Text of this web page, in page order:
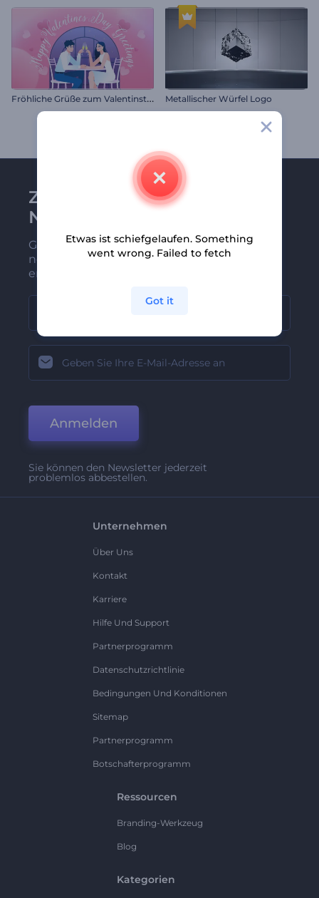
F
röhliche Grüße zum Valentinstag Metallischer Würfel Logo
Zu Renderforest-
Newsletter anmelden
Gehören Sie zu den Ersten, die unsere
neuesten Nachrichten und Angebote
erhalten
Anmelden
Sie können den Newsletter jederzeit
problemlos abbestellen.
Unternehmen
Über Uns
Kontakt
Karriere
Hilfe Und Support
Partnerprogramm
Datenschutzrichtlinie
Bedingungen Und Konditionen
Sitemap
Partnerprogramm
Botschafterprogramm
Ressourcen
Branding-Werkzeug
Blog
Kategorien
Etwas ist schiefgelaufen. Something
went wrong. Failed to fetch
Got it